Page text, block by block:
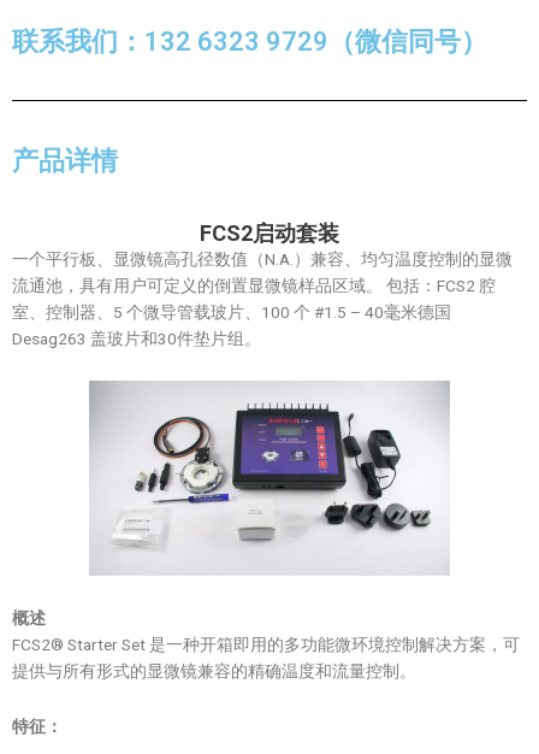
联系我们：132 6323 9729（微信同号）
产品详情
FCS2启动套装
一个平行板、显微镜高孔径数值（N.A.）兼容、均匀温度控制的显微
流通池，具有用户可定义的倒置显微镜样品区域。 包括：FCS2 腔
室、控制器、5 个微导管载玻片、100 个 #1.5 – 40毫米德国
Desag263 盖玻片和30件垫片组。
概述
FCS2® Starter Set 是一种开箱即用的多功能微环境控制解决方案，可
提供与所有形式的显微镜兼容的精确温度和流量控制。
特征：